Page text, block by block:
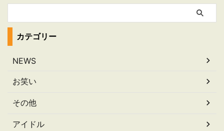
カテゴリー
NEWS
お笑い
その他
アイドル